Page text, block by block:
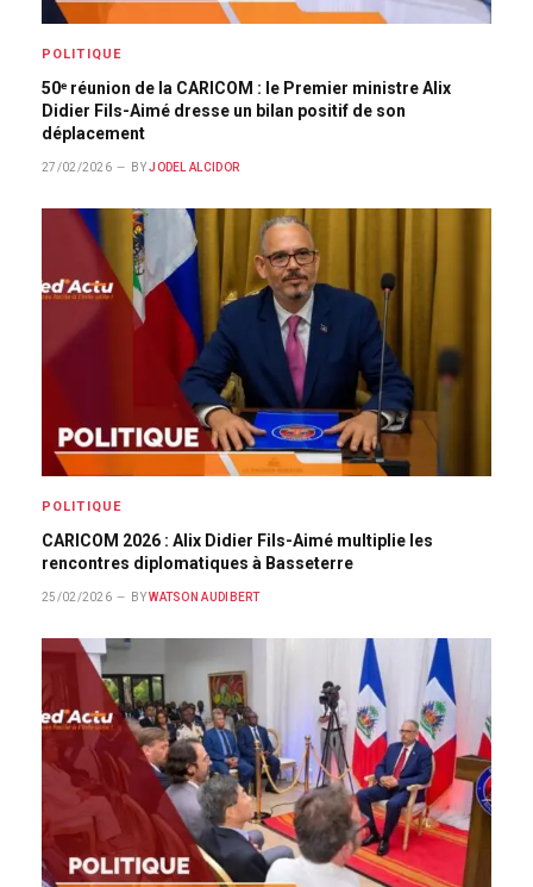
POLITIQUE
50ᵉ réunion de la CARICOM : le Premier ministre Alix
Didier Fils-Aimé dresse un bilan positif de son
déplacement
27/02/2026 BY JODEL ALCIDOR
POLITIQUE
CARICOM 2026 : Alix Didier Fils-Aimé multiplie les
rencontres diplomatiques à Basseterre
25/02/2026 BY WATSON AUDIBERT